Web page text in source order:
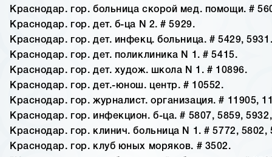
Краснодар. гор. больница скорой мед. помощи. #
Краснодар. гор. дет. б-ца N 2. # 5929.
Краснодар. гор. дет. инфекц. больница. # 5429,
Краснодар. гор. дет. поликлиника N 1. # 5415.
Краснодар. гор. дет. худож. школа N 1. # 10896.
Краснодар. гор. дет.-юнош. центр. # 10552.
Краснодар. гор. журналист. организация. # 11905,
Краснодар. гор. инфекцион. б-ца. # 5807, 5859,
Краснодар. гор. клинич. больница N 1. # 5772, 5802,
Краснодар. гор. клуб юных моряков. # 3502.